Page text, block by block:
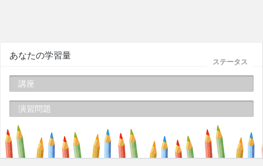
ステータス
あなたの学習量
講座
演習問題